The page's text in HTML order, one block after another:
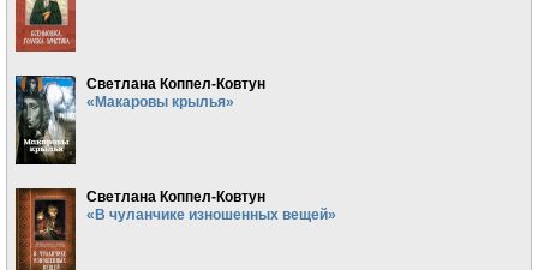
Светлана Коппел-Ковтун
«Макаровы крылья»
Светлана Коппел-Ковтун
«В чуланчике изношенных вещей»